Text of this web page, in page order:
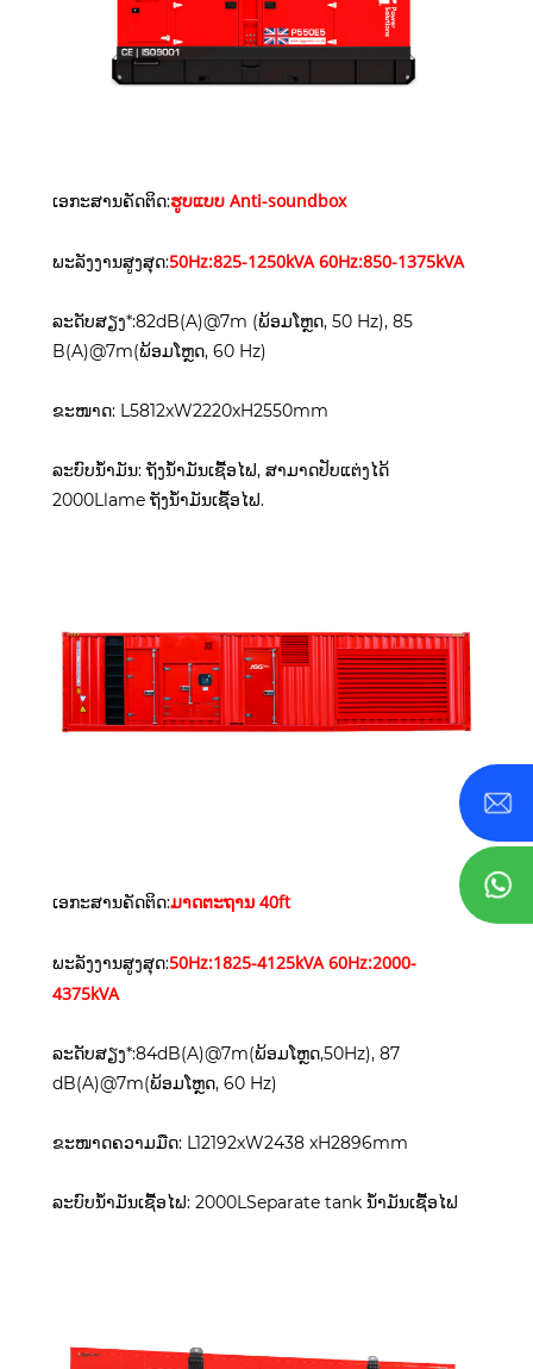
ເອກະສານຄັດຕິດ:ຮູບແບບ Anti-soundbox
ພະລັງງານສູງສຸດ:50Hz:825-1250kVA 60Hz:850-1375kVA
ລະດັບສຽງ*:82dB(A)@7m (ພ້ອມໂຫຼດ, 50 Hz), 85
B(A)@7m(ພ້ອມໂຫຼດ, 60 Hz)
ຂະໜາດ: L5812xW2220xH2550mm
ລະບົບນໍ້າມັນ: ຖັງນໍ້າມັນເຊື້ອໄຟ, ສາມາດປັບແຕ່ງໄດ້
2000Llame ຖັງນໍ້າມັນເຊື້ອໄຟ.
ເອກະສານຄັດຕິດ:ມາດຕະຖານ 40ft
ພະລັງງານສູງສຸດ:50Hz:1825-4125kVA 60Hz:2000-
4375kVA
ລະດັບສຽງ*:84dB(A)@7m(ພ້ອມໂຫຼດ,50Hz), 87
dB(A)@7m(ພ້ອມໂຫຼດ, 60 Hz)
ຂະໜາດຄວາມມືດ: L12192xW2438 xH2896mm
ລະ​ບົບ​ນໍ້າ​ມັນ​ເຊື້ອ​ໄຟ​: 2000LSeparate tank ນໍ້າ​ມັນ​ເຊື້ອ​ໄຟ​